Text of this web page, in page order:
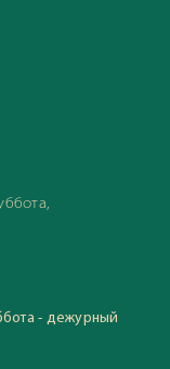
- дежурный